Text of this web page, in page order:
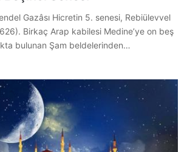
Gazâsı Hicretin 5. senesi, Rebiülevvel
Birkaç Arap kabilesi Medine’ye on beş
bulunan Şam beldelerinden…